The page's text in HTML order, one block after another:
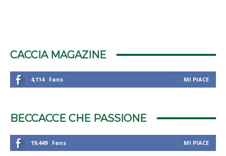
CACCIA MAGAZINE
4,114 Fans MI PIACE
BECCACCE CHE PASSIONE
19,449 Fans MI PIACE